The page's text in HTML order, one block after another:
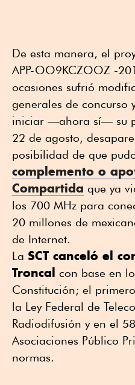
De esta manera, el
APP-OO9KCZOOZ -
ocasiones sufrió
generales de concurso
iniciar —ahora sí— su
22 de agosto,
posibilidad de que
complemento o
Compartida que ya
los 700 MHz para
20 millones de
de Internet.
La SCT canceló el
Troncal con base en
Constitución; el
la Ley Federal de
Radiodifusión y en el
Asociaciones Público
normas.